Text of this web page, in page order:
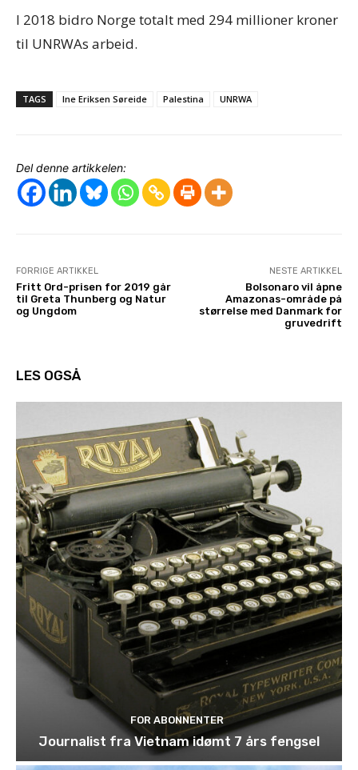
I 2018 bidro Norge totalt med 294 millioner kroner
til UNRWAs arbeid.
TAGS Ine Eriksen Søreide Palestina UNRWA
Del denne artikkelen:
FORRIGE ARTIKKEL
Fritt Ord-prisen for 2019 går
til Greta Thunberg og Natur
og Ungdom
NESTE ARTIKKEL
Bolsonaro vil åpne
Amazonas-område på
størrelse med Danmark for
gruvedrift
LES OGSÅ
FOR ABONNENTER
Journalist fra Vietnam idømt 7 års fengsel